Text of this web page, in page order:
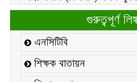
এইচএসসি ফরম/২০২৬ পূরণ
২১ ফেব্রুয়ারি/২০২৬ ইং
আন্তর্জাতিক মাতৃভাষা দিবস-
উপলক্ষ্যে নোটিশঃ
কলেজ বন্ধ সংক্রান্ত নোটিশঃ
গুরুত্বপূর্ণ
এনসিটিবি
শিক্ষক বাতায়ন